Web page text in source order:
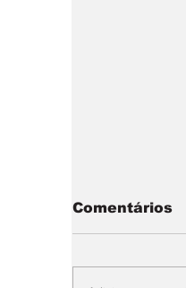
Comentários